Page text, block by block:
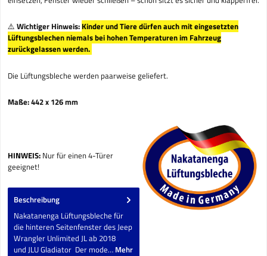
⚠️ Wichtiger Hinweis: Kinder und Tiere dürfen auch mit eingesetzten
Lüftungsblechen niemals bei hohen Temperaturen im Fahrzeug
zurückgelassen werden.
Die Lüftungsbleche werden paarweise geliefert.
Maße: 442 x 126 mm
HINWEIS: Nur für einen 4-Türer
geeignet!
Beschreibung
Nakatanenga Lüftungsbleche für
die hinteren Seitenfenster des Jeep
Wrangler Unlimited JL ab 2018
und JLU Gladiator Der mode… Mehr